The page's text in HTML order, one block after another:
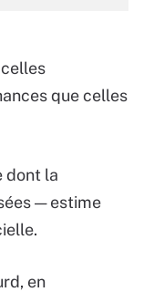
que celles
dont la
— estime
en